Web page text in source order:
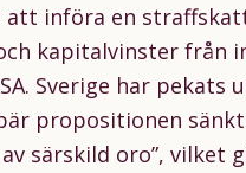
att införa en
kapitalvinster från
Sverige har
propositionen
särskild oro”, vilket